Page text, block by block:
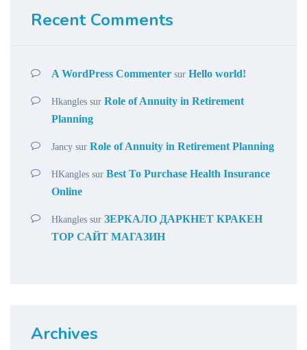
Recent Comments
A WordPress Commenter sur Hello world!
Hkangles sur Role of Annuity in Retirement
Planning
Jancy sur Role of Annuity in Retirement Planning
HKangles sur Best To Purchase Health Insurance
Online
Hkangles sur ЗЕРКАЛО ДАРКНЕТ КРАКЕН
ТОР САЙТ МАГАЗИН
Archives